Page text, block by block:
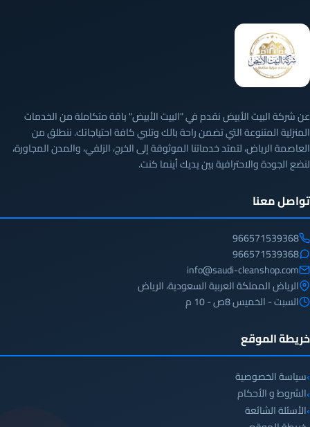
عن شركة البيت الأبيض نقدم في "البيت الأبيض" باقة متكاملة من الخدمات
المنزلية المتنوعة التي تضمن راحة بالك وتلبي كافة احتياجاتك. ننطلق من
العاصمة الرياض، لتمتد خدماتنا الموثوقة إلى الخرج، الزلفي، والمدن المجاورة،
لنضع الجودة والاحترافية بين يديك أينما كنت.
تواصل معنا
966571539368
966571539368
info@saudi-cleanshop.com
الرياض المملكة العربية السعودية، الرياض
السبت - الخميس 8ص - 10 م
خريطة الموقع
سياسة الخصوصية
الشروط و الأحكام
الأسئلة الشائعة